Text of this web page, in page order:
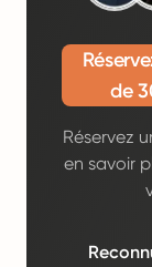
de
Réservez
en savoir